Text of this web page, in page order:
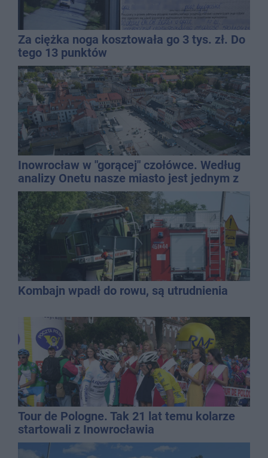
Za ciężka noga kosztowała go 3 tys. zł. Do
tego 13 punktów
Inowrocław w "gorącej" czołówce. Według
analizy Onetu nasze miasto jest jednym z
najbardziej narażonych na upały
Kombajn wpadł do rowu, są utrudnienia
Tour de Pologne. Tak 21 lat temu kolarze
startowali z Inowrocławia